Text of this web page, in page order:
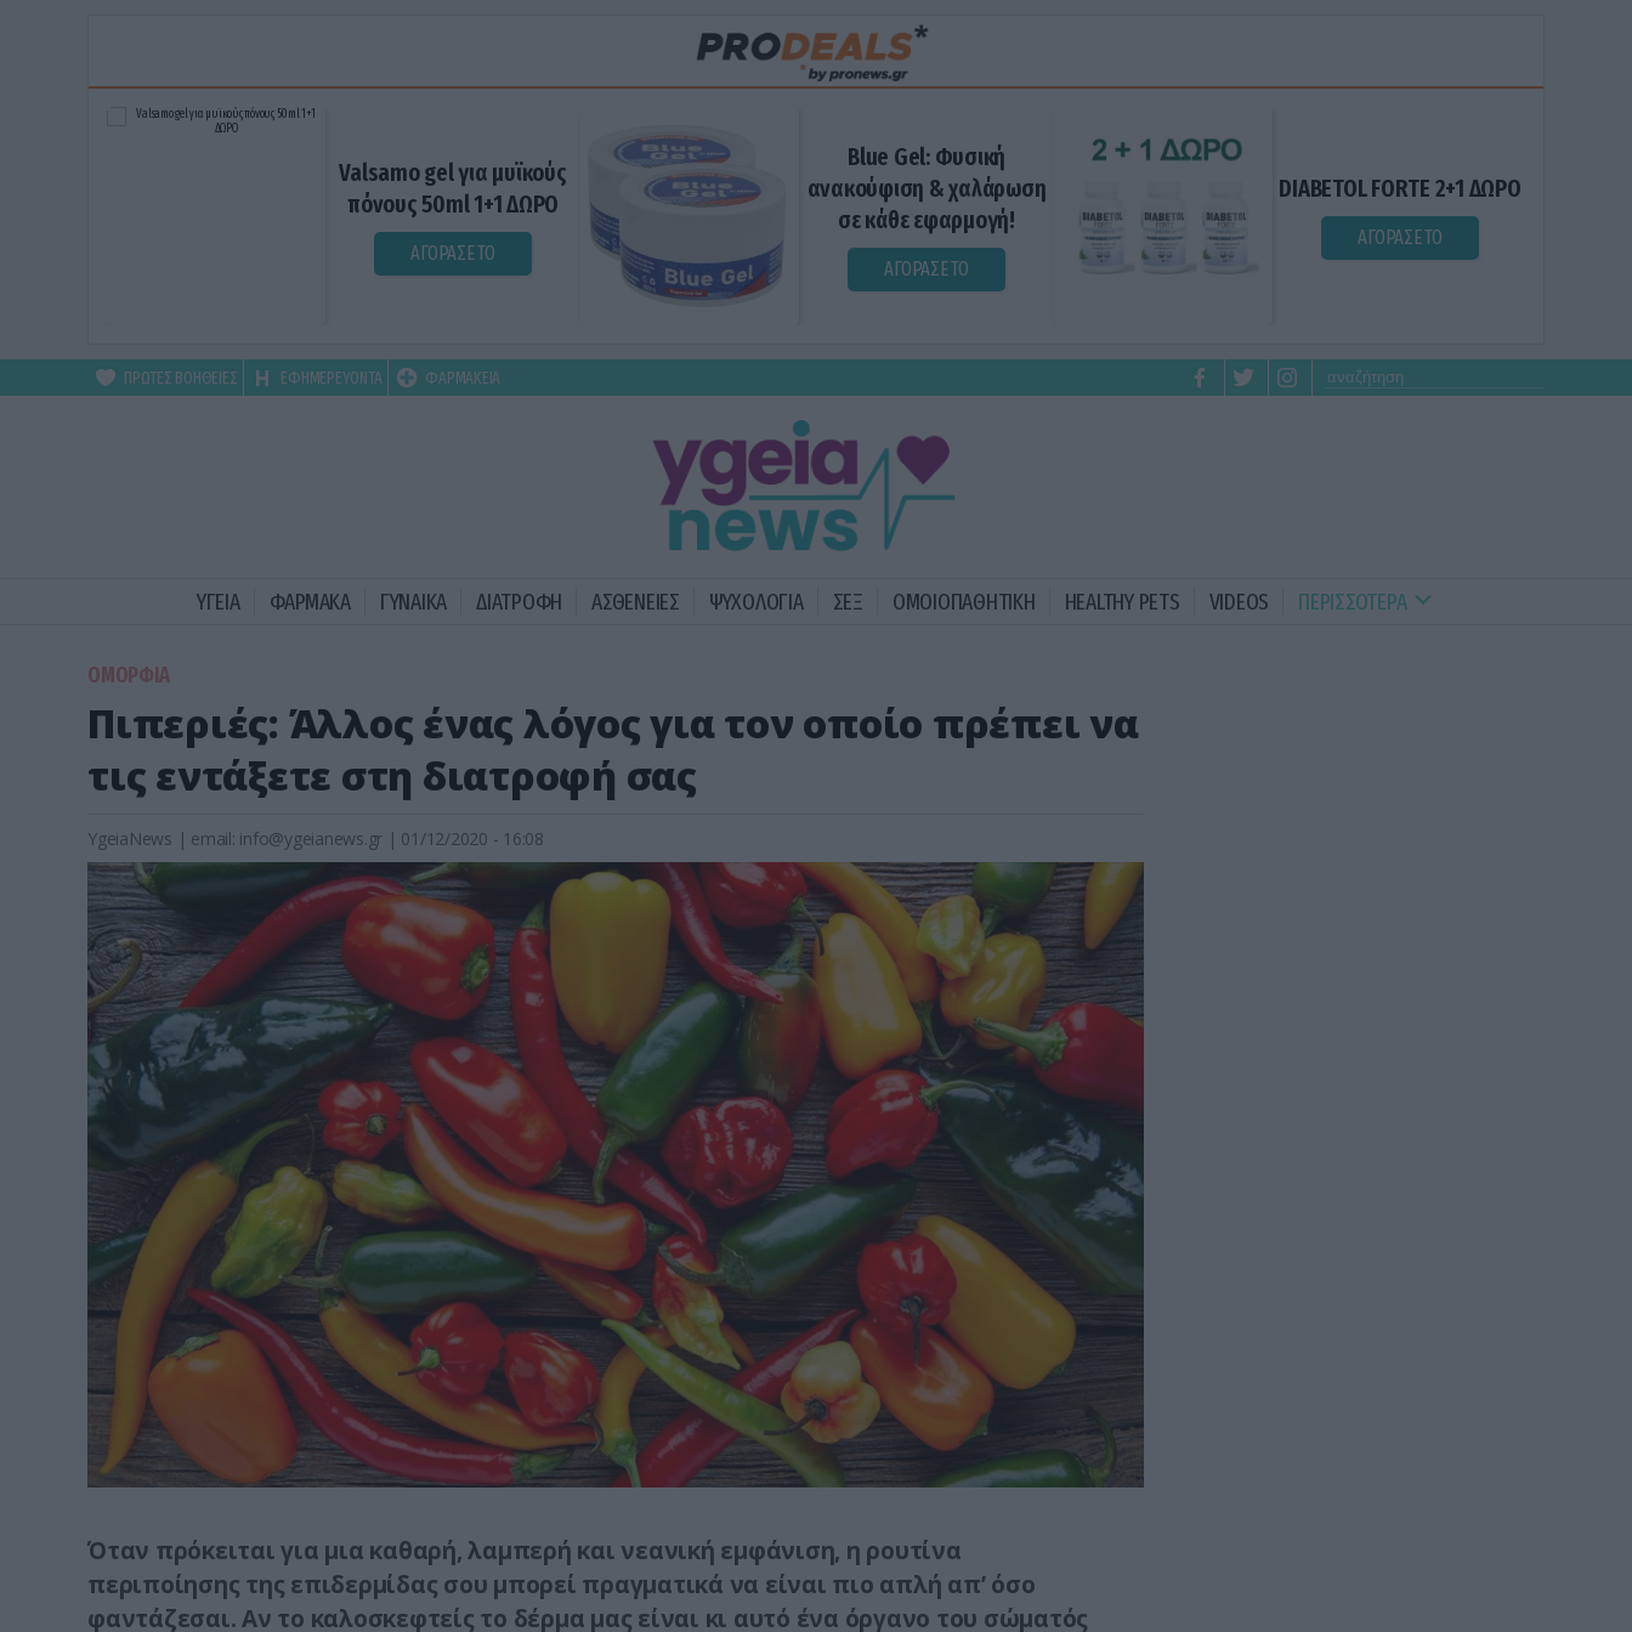
Valsamo gel για μυϊκούς
πόνους 50ml 1+1 ΔΩΡΟ
ΑΓΟΡΑΣΕ ΤΟ
Blue Gel: Φυσική
ανακούφιση & χαλάρωση
σε κάθε εφαρμογή!
ΑΓΟΡΑΣΕ ΤΟ
DIABETOL FORTE 2+1 ΔΩΡΟ
ΑΓΟΡΑΣΕ ΤΟ
ΠΡΩΤΕΣ ΒΟΗΘΕΙΕΣ ΕΦΗΜΕΡΕΥΟΝΤΑ ΦΑΡΜΑΚΕΙΑ
ΥΓΕΙΑ ΦΑΡΜΑΚΑ ΓΥΝΑΙΚΑ ΔΙΑΤΡΟΦΗ ΑΣΘΕΝΕΙΕΣ ΨΥΧΟΛΟΓΙΑ ΣΕΞ ΟΜΟΙΟΠΑΘΗΤΙΚΗ HEALTHY PETS VIDEOS ΠΕΡΙΣΣΟΤΕΡΑ
ΟΜΟΡΦΙΑ
Πιπεριές: Άλλος ένας λόγος για τον οποίο πρέπει να
τις εντάξετε στη διατροφή σας
YgeiaNews | email: info@ygeianews.gr | 01/12/2020 - 16:08
Όταν πρόκειται για μια καθαρή, λαμπερή και νεανική εμφάνιση, η ρουτίνα
περιποίησης της επιδερμίδας σου μπορεί πραγματικά να είναι πιο απλή απ’ όσο
φαντάζεσαι. Αν το καλοσκεφτείς το δέρμα μας είναι κι αυτό ένα όργανο του σώματός